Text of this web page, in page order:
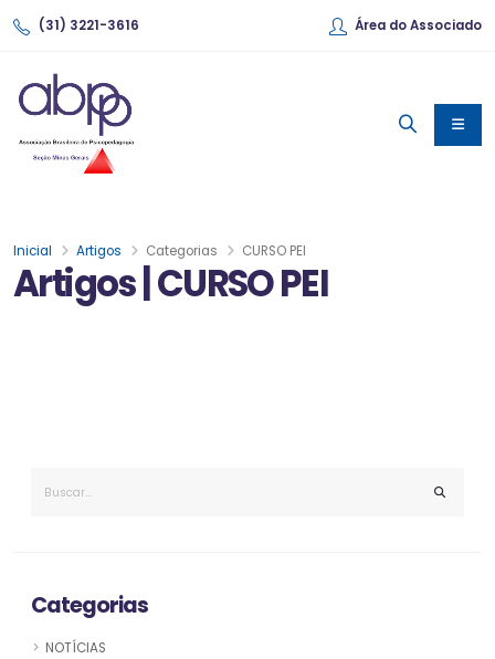
(31) 3221-3616 Área do Associado
Artigos | CURSO PEI
Inicial Artigos Categorias CURSO PEI
Categorias
NOTÍCIAS